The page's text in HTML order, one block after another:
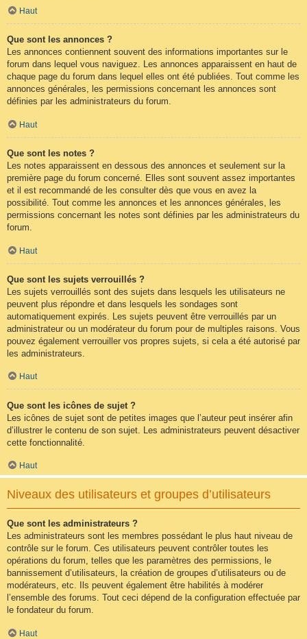
Haut
Que sont les annonces ?
Les annonces contiennent souvent des informations importantes sur le
forum dans lequel vous naviguez. Les annonces apparaissent en haut de
chaque page du forum dans lequel elles ont été publiées. Tout comme les
annonces générales, les permissions concernant les annonces sont
définies par les administrateurs du forum.
Haut
Que sont les notes ?
Les notes apparaissent en dessous des annonces et seulement sur la
première page du forum concerné. Elles sont souvent assez importantes
et il est recommandé de les consulter dès que vous en avez la
possibilité. Tout comme les annonces et les annonces générales, les
permissions concernant les notes sont définies par les administrateurs du
forum.
Haut
Que sont les sujets verrouillés ?
Les sujets verrouillés sont des sujets dans lesquels les utilisateurs ne
peuvent plus répondre et dans lesquels les sondages sont
automatiquement expirés. Les sujets peuvent être verrouillés par un
administrateur ou un modérateur du forum pour de multiples raisons. Vous
pouvez également verrouiller vos propres sujets, si cela a été autorisé par
les administrateurs.
Haut
Que sont les icônes de sujet ?
Les icônes de sujet sont de petites images que l’auteur peut insérer afin
d’illustrer le contenu de son sujet. Les administrateurs peuvent désactiver
cette fonctionnalité.
Haut
Niveaux des utilisateurs et groupes d’utilisateurs
Que sont les administrateurs ?
Les administrateurs sont les membres possédant le plus haut niveau de
contrôle sur le forum. Ces utilisateurs peuvent contrôler toutes les
opérations du forum, telles que les paramètres des permissions, le
bannissement d’utilisateurs, la création de groupes d’utilisateurs ou de
modérateurs, etc. Ils peuvent également être habilités à modérer
l’ensemble des forums. Tout ceci dépend de la configuration effectuée par
le fondateur du forum.
Haut